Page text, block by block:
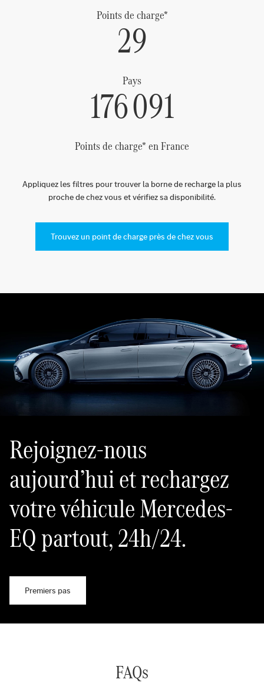
Points de charge*
29
Pays
176 091
Points de charge* en France
Appliquez les filtres pour trouver la borne de recharge la plus
proche de chez vous et vérifiez sa disponibilité.
Trouvez un point de charge près de chez vous
Rejoignez-nous
aujourd’hui et rechargez
votre véhicule Mercedes-
EQ partout, 24h/24.
Premiers pas
FAQs